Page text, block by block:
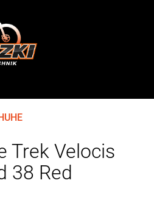
Trek Velocis
38 Red